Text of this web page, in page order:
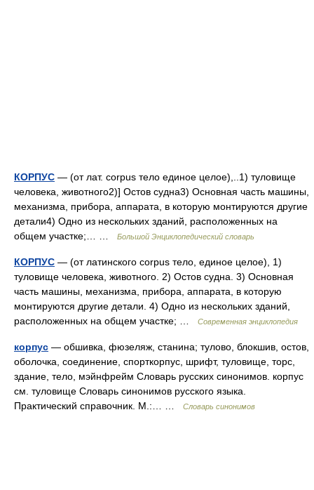
КОРПУС — (от лат. corpus тело единое целое),..1) туловище
человека, животного2)] Остов судна3) Основная часть машины,
механизма, прибора, аппарата, в которую монтируются другие
детали4) Одно из нескольких зданий, расположенных на
общем участке;… …
Большой Энциклопедический словарь
КОРПУС — (от латинского corpus тело, единое целое), 1)
туловище человека, животного. 2) Остов судна. 3) Основная
часть машины, механизма, прибора, аппарата, в которую
монтируются другие детали. 4) Одно из нескольких зданий,
расположенных на общем участке; …
Современная энциклопедия
корпус — обшивка, фюзеляж, станина; тулово, блокшив, остов,
оболочка, соединение, спорткорпус, шрифт, туловище, торс,
здание, тело, мэйнфрейм Словарь русских синонимов. корпус
см. туловище Словарь синонимов русского языка.
Практический справочник. М.:… …
Словарь синонимов